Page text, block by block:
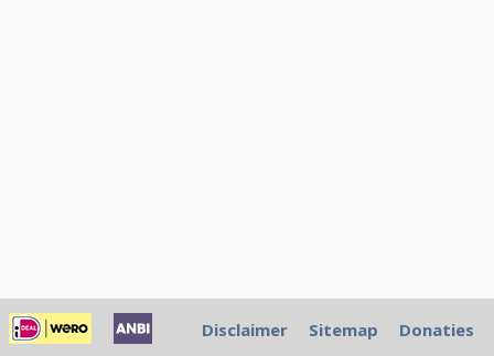
Disclaimer Sitemap Donaties